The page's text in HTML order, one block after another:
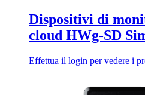
Dispositivi di
cloud HWg-SD
Effettua il login per vedere i